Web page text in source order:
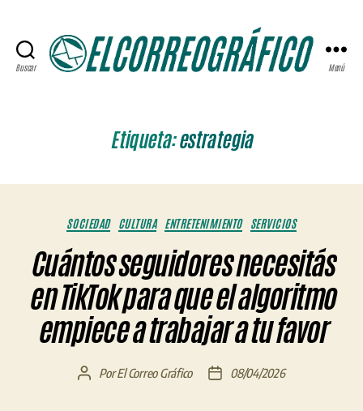
Buscar Menú
Etiqueta:estrategia
Categorías
SOCIEDAD CULTURA ENTRETENIMIENTO SERVICIOS
Cuántos seguidores necesitás
en TikTok para que el algoritmo
empiece a trabajar a tu favor
AutorPorEl Correo Gráfico
Fecha08/04/2026